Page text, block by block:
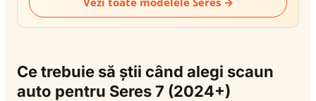
Ce trebuie să știi când alegi scaun
auto pentru Seres 7 (2024+)